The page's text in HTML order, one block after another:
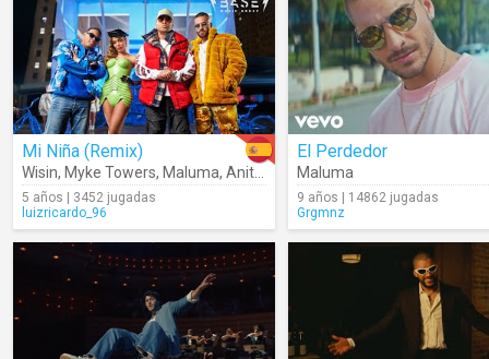
Mi Niña (Remix)
Wisin, Myke Towers, Maluma, Anitta Los Legendarios
5 años | 3452 jugadas
luizricardo_96
El Perdedor
Maluma
9 años | 14862 jugadas
Grgmnz